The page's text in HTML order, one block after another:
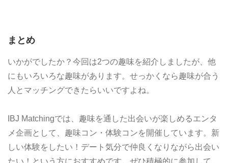
まとめ
いかがでしたか？今回は2つの趣味を紹介しましたが、他
にもいろいろな趣味があります。せっかくなら趣味が合う
人とマッチングできたらいいですよね。
IBJ Matchingでは、趣味を通した出会いが楽しめるエンタ
メ企画として、趣味コン・体験コンを開催しています。新
しい体験をしたい！デート気分で仲良くなりながら出会い
たい！という方におすすめです。ぜひ積極的に参加して、